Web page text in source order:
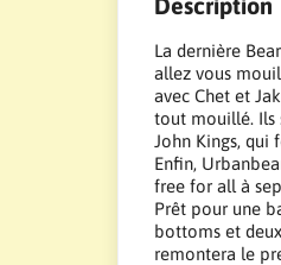
La dernière
allez vous
avec Chet et
tout mouillé.
John Kings, qui
Enfin,
free for all à
Prêt pour une
bottoms et
remontera le